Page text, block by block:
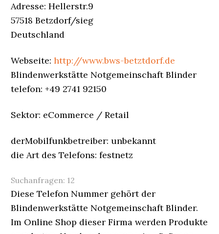
Adresse: Hellerstr.9
57518 Betzdorf/sieg
Deutschland
Webseite:http://www.bws-betztdorf.de
Blindenwerkstätte Notgemeinschaft Blinder
telefon: +49 2741 92150
Sektor: eCommerce / Retail
derMobilfunkbetreiber: unbekannt
die Art des Telefons: festnetz
Suchanfragen: 12
Diese Telefon Nummer gehört der
Blindenwerkstätte Notgemeinschaft Blinder.
Im Online Shop dieser Firma werden Produkte